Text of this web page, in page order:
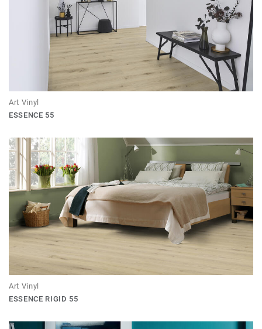
Art Vinyl
ESSENCE 55
Art Vinyl
ESSENCE RIGID 55